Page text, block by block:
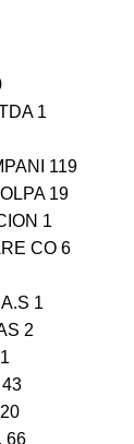
1
119
19
1
CO 6
1
2
1
43
20
66